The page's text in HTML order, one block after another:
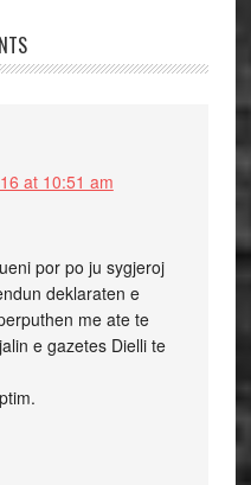
at 10:51 am
por po ju sygjeroj
deklaraten e
me ate te
e gazetes Dielli te